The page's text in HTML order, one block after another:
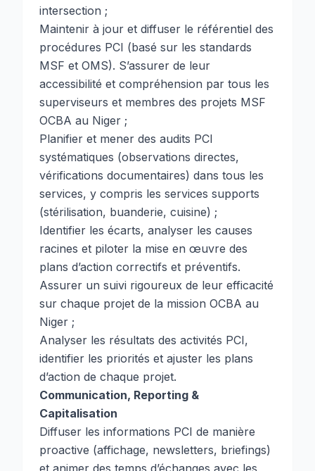
intersection ;
Maintenir à jour et diffuser le référentiel des
procédures PCI (basé sur les standards
MSF et OMS). S’assurer de leur
accessibilité et compréhension par tous les
superviseurs et membres des projets MSF
OCBA au Niger ;
Planifier et mener des audits PCI
systématiques (observations directes,
vérifications documentaires) dans tous les
services, y compris les services supports
(stérilisation, buanderie, cuisine) ;
Identifier les écarts, analyser les causes
racines et piloter la mise en œuvre des
plans d’action correctifs et préventifs.
Assurer un suivi rigoureux de leur efficacité
sur chaque projet de la mission OCBA au
Niger ;
Analyser les résultats des activités PCI,
identifier les priorités et ajuster les plans
d’action de chaque projet.
Communication, Reporting &
Capitalisation
Diffuser les informations PCI de manière
proactive (affichage, newsletters, briefings)
et animer des temps d’échanges avec les